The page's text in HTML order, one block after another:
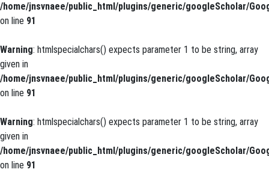
/home/jnsvnaee/public_html/plugins/generic/googleScholar/
on line 91
Warning: htmlspecialchars() expects parameter 1 to be string, array
given in
/home/jnsvnaee/public_html/plugins/generic/googleScholar/
on line 91
Warning: htmlspecialchars() expects parameter 1 to be string, array
given in
/home/jnsvnaee/public_html/plugins/generic/googleScholar/
on line 91